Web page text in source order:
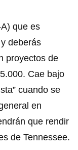
que es
deberás
proyectos de
Cae bajo
cuando se
en
que rendir
de Tennessee.